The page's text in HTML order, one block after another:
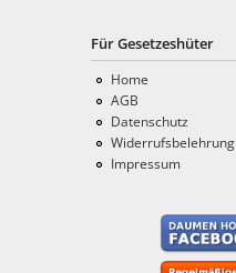
Für Gesetzeshüter
Home
AGB
Datenschutz
Widerrufsbelehrung
Impressum